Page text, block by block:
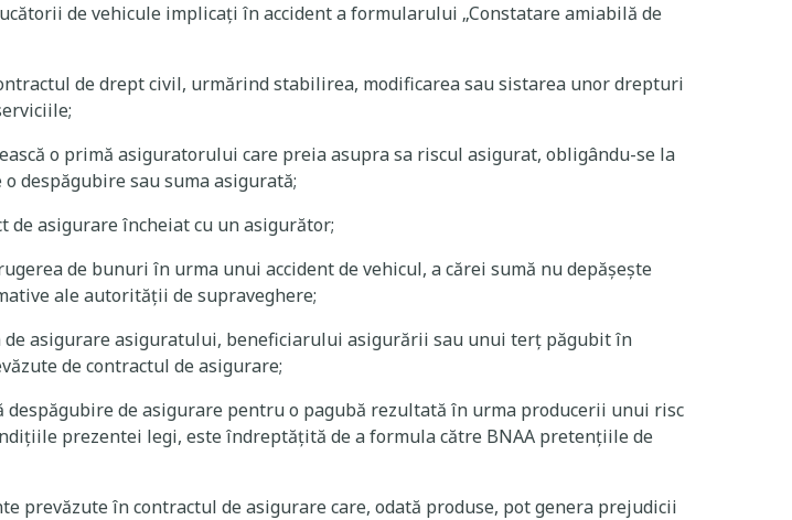
de vehicule implicați în accident a formularului „Constatare amiabilă de
de drept civil, urmărind stabilirea, modificarea sau sistarea unor drepturi
o primă asiguratorului care preia asupra sa riscul asigurat, obligându-se la
despăgubire sau suma asigurată;
de asigurare încheiat cu un asigurător;
de bunuri în urma unui accident de vehicul, a cărei sumă nu depășește
ale autorității de supraveghere;
de asigurare asiguratului, beneficiarului asigurării sau unui terț păgubit în
de contractul de asigurare;
despăgubire de asigurare pentru o pagubă rezultată în urma producerii unui risc
prezentei legi, este îndreptățită de a formula către BNAA pretențiile de
prevăzute în contractul de asigurare care, odată produse, pot genera prejudicii